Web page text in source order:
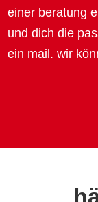
einer beratung
und dich die
ein mail. wir